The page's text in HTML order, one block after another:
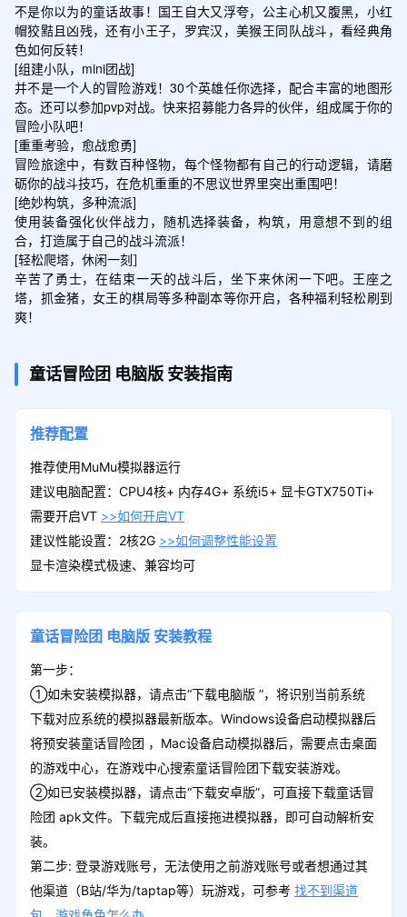
不是你以为的童话故事！国王自大又浮夸，公主心机又腹黑，小红
帽狡黠且凶残，还有小王子，罗宾汉，美猴王同队战斗，看经典角
色如何反转！
[组建小队，mini团战]
并不是一个人的冒险游戏！30个英雄任你选择，配合丰富的地图形
态。还可以参加pvp对战。快来招募能力各异的伙伴，组成属于你的
冒险小队吧！
[重重考验，愈战愈勇]
冒险旅途中，有数百种怪物，每个怪物都有自己的行动逻辑，请磨
砺你的战斗技巧，在危机重重的不思议世界里突出重围吧！
[绝妙构筑，多种流派]
使用装备强化伙伴战力，随机选择装备，构筑，用意想不到的组
合，打造属于自己的战斗流派！
[轻松爬塔，休闲一刻］
辛苦了勇士，在结束一天的战斗后，坐下来休闲一下吧。王座之
塔，抓金猪，女王的棋局等多种副本等你开启，各种福利轻松刷到
爽！
童话冒险团 电脑版 安装指南
推荐配置
推荐使用MuMu模拟器运行
建议电脑配置：CPU4核+ 内存4G+ 系统i5+ 显卡GTX750Ti+
需要开启VT >>如何开启VT
建议性能设置：2核2G >>如何调整性能设置
显卡渲染模式极速、兼容均可
童话冒险团 电脑版 安装教程
第一步：
①如未安装模拟器，请点击“下载电脑版 ”，将识别当前系统
下载对应系统的模拟器最新版本。Windows设备启动模拟器后
将预安装童话冒险团 ，Mac设备启动模拟器后，需要点击桌面
的游戏中心，在游戏中心搜索童话冒险团下载安装游戏。
②如已安装模拟器，请点击“下载安卓版”，可直接下载童话冒
险团 apk文件。下载完成后直接拖进模拟器，即可自动解析安
装。
第二步: 登录游戏账号，无法使用之前游戏账号或者想通过其
他渠道（B站/华为/taptap等）玩游戏，可参考 找不到渠道